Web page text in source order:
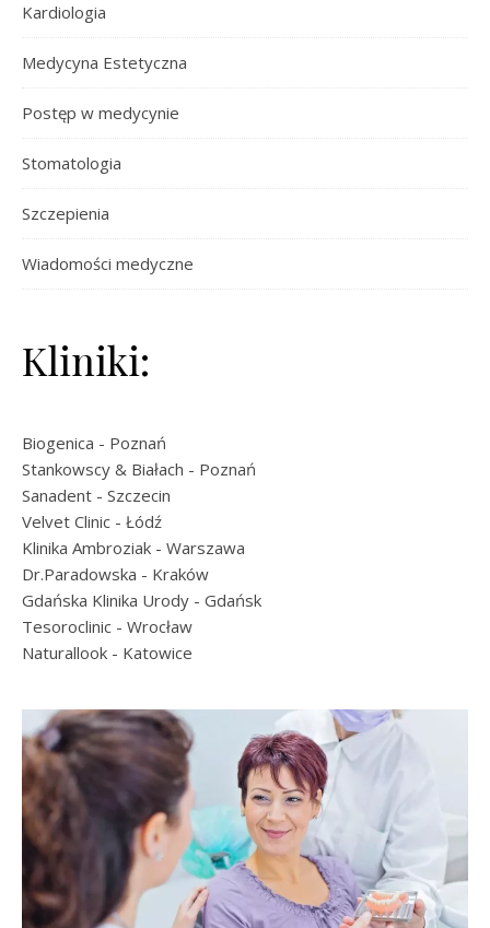
Kardiologia
Medycyna Estetyczna
Postęp w medycynie
Stomatologia
Szczepienia
Wiadomości medyczne
Kliniki:
Biogenica - Poznań
Stankowscy & Białach - Poznań
Sanadent - Szczecin
Velvet Clinic - Łódź
Klinika Ambroziak - Warszawa
Dr.Paradowska - Kraków
Gdańska Klinika Urody - Gdańsk
Tesoroclinic - Wrocław
Naturallook - Katowice